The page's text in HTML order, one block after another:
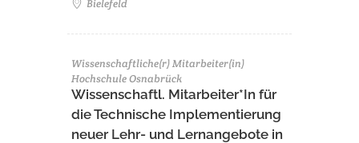
Bielefeld
Wissenschaftliche(r) Mitarbeiter(in)
Hochschule Osnabrück
Wissenschaftl. Mitarbeiter*In für
die Technische Implementierung
neuer Lehr- und Lernangebote in